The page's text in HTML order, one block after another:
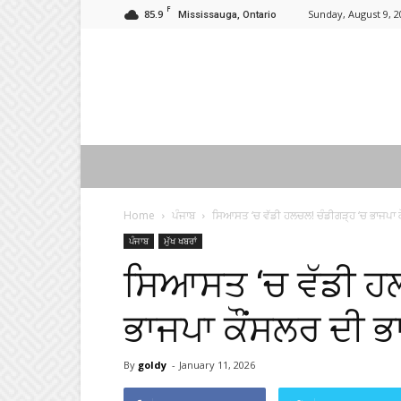
85.9 F
Mississauga, Ontario Sunday, August 9,
Home ਪੰਜਾਬ ਸਿਆਸਤ ‘ਚ ਵੱਡੀ ਹਲਚਲ! ਚੰਡੀਗੜ੍ਹ ‘ਚ ਭਾਜਪਾ
ਪੰਜਾਬ ਮੁੱਖ ਖਬਰਾਂ
ਸਿਆਸਤ ‘ਚ ਵੱਡੀ
ਭਾਜਪਾ ਕੌਂਸਲਰ ਦੀ
By goldy - January 11, 2026